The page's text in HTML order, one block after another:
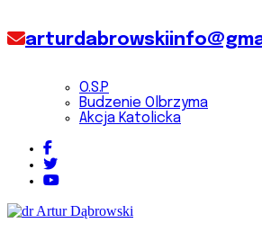
O.S.P
Budzenie Olbrzyma
Akcja Katolicka